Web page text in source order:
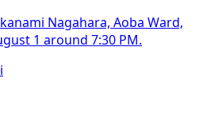
Nagahara, Aoba Ward,
1 around 7:30 PM.